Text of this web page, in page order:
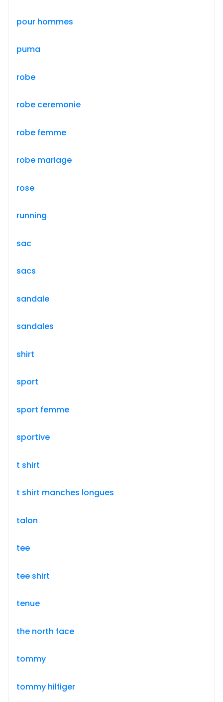
pour hommes
puma
robe
robe ceremonie
robe femme
robe mariage
rose
running
sac
sacs
sandale
sandales
shirt
sport
sport femme
sportive
t shirt
t shirt manches longues
talon
tee
tee shirt
tenue
the north face
tommy
tommy hilfiger